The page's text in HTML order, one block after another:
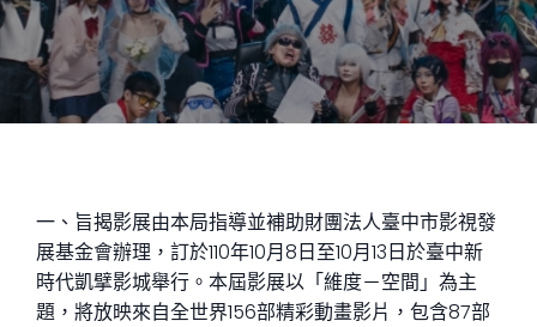
一、旨揭影展由本局指導並補助財團法人臺中市影視發
展基金會辦理，訂於110年10月8日至10月13日於臺中新
時代凱擘影城舉行。本屆影展以「維度－空間」為主
題，將放映來自全世界156部精彩動畫影片，包含87部